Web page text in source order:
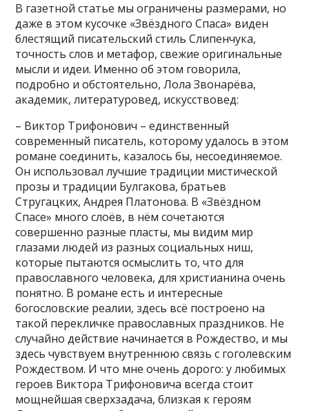
В газетной статье мы ограничены размерами, но
даже в этом кусочке «Звёздного Спаса» виден
блестящий писательский стиль Слипенчука,
точность слов и метафор, свежие оригинальные
мысли и идеи. Именно об этом говорила,
подробно и обстоятельно, Лола Звонарёва,
академик, литературовед, искусствовед:
– Виктор Трифонович – единственный
современный писатель, которому удалось в этом
романе соединить, казалось бы, несоединяемое.
Он использовал лучшие традиции мистической
прозы и традиции Булгакова, братьев
Стругацких, Андрея Платонова. В «Звёздном
Спасе» много слоёв, в нём сочетаются
совершенно разные пласты, мы видим мир
глазами людей из разных социальных ниш,
которые пытаются осмыслить то, что для
православного человека, для христианина очень
понятно. В романе есть и интересные
богословские реалии, здесь всё построено на
такой перекличке православных праздников. Не
случайно действие начинается в Рождество, и мы
здесь чувствуем внутреннюю связь с гоголевским
Рождеством. И что мне очень дорого: у любимых
героев Виктора Трифоновича всегда стоит
мощнейшая сверхзадача, близкая к героям